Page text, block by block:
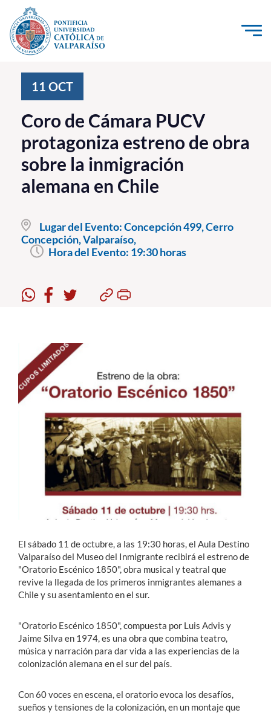
Click acá para ir directamente al contenido
Investigación, Creación e Innovación
PUCV Internacional
Vinculación con el Medio
Admisión
Pregrado
Postgrado
Estudiantes
Funcionarios
Alumni
English
11 OCT
Coro de Cámara PUCV
protagoniza estreno de obra
sobre la inmigración
alemana en Chile
Lugar del Evento:Concepción 499, Cerro
Concepción, Valparaíso,
Hora del Evento: 19:30 horas
El sábado 11 de octubre, a las 19:30 horas, el Aula Destino
Valparaíso del Museo del Inmigrante recibirá el estreno de
"Oratorio Escénico 1850", obra musical y teatral que
revive la llegada de los primeros inmigrantes alemanes a
Chile y su asentamiento en el sur.
"Oratorio Escénico 1850", compuesta por Luis Advis y
Jaime Silva en 1974, es una obra que combina teatro,
música y narración para dar vida a las experiencias de la
colonización alemana en el sur del país.
Con 60 voces en escena, el oratorio evoca los desafíos,
sueños y tensiones de la colonización, en un montaje que